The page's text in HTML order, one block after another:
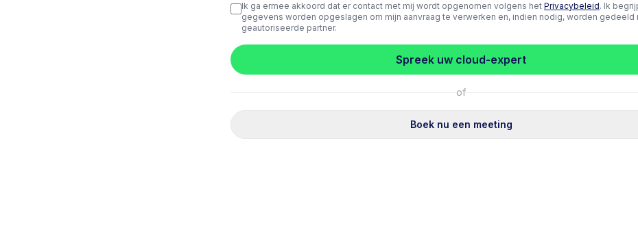
Ik ga ermee akkoord dat er contact met mij wordt opgenomen volgens het Privacybeleid. Ik
gegevens worden opgeslagen om mijn aanvraag te verwerken en, indien nodig, worden gedeeld
geautoriseerde partner.
Spreek uw cloud-expert
of
Boek nu een meeting